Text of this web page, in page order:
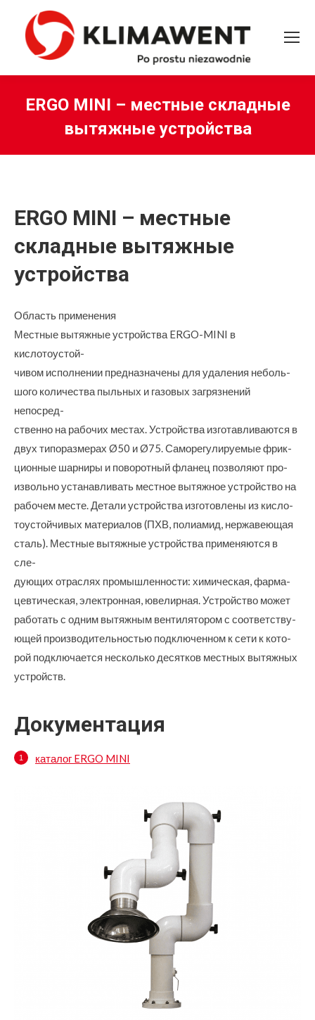
ERGO MINI – местные складные
вытяжные устройства
ERGO MINI – местные
складные вытяжные
устройства
Область применения
Местные вытяжные устройства ERGO-MINI в
кислотоустой-
чивом исполнении предназначены для удаления неболь-
шого количества пыльных и газовых загрязнений
непосред-
ственно на рабочих местах. Устройства изготавливаются в
двух типоразмерах Ø50 и Ø75. Саморегулируемые фрик-
ционные шарниры и поворотный фланец позволяют про-
извольно устанавливать местное вытяжное устройство на
рабочем месте. Детали устройства изготовлены из кисло-
тоустойчивых материалов (ПХВ, полиамид, нержавеющая
сталь). Местные вытяжные устройства применяются в
сле-
дующих отраслях промышленности: химическая, фарма-
цевтическая, электронная, ювелирная. Устройство может
работать с одним вытяжным вентилятором с соответству-
ющей производительностью подключенном к сети к кото-
рой подключается несколько десятков местных вытяжных
устройств.
Документация
каталог ERGO MINI